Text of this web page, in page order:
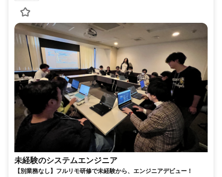
未経験のシステムエンジニア
【別業務なし】フルリモ研修で未経験から、エンジニアデビュー！